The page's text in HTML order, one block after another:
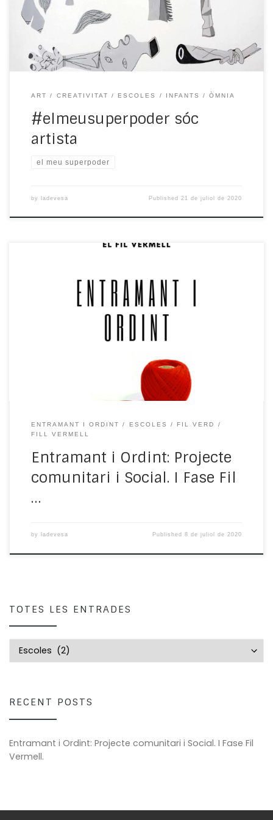
nens i les nenes poden expressar i comunicar tota la
complexitat no […]
ART CREATIVITAT ESCOLES INFANTS ÒMNIA
#elmeusuperpoder sóc
artista
el meu superpoder
by ladevesa Published 21 de juliol de 2020
La creació d’aquest projecte sorgeix de les necessitats
detectades al municipi de Ripoll després dels
atemptats del passat 17 d’agost de 2017 a Barcelona i
Cambrils. Aquests fets van causar un impacte social
molt fort expressat amb emocions i sentiments
ENTRAMANT I ORDINT ESCOLES
FIL VERD
FILL VERMELL
Entramant i Ordint: Projecte
comunitari i Social. I Fase Fil
…
by ladevesa Published8 de juliol de 2020
TOTES LES ENTRADES
Totes les entrades
RECENT POSTS
Entramant i Ordint: Projecte comunitari i Social. I Fase Fil
Vermell.